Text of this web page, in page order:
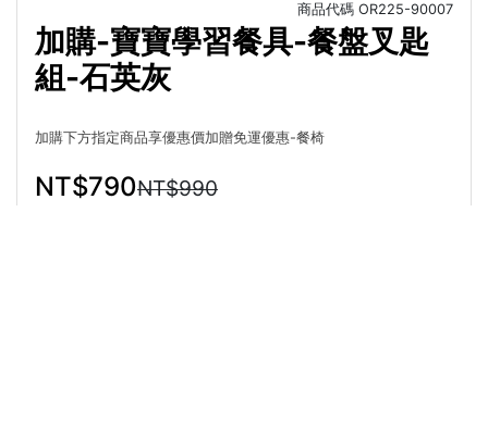
商品代碼 OR225-90007
加購-寶寶學習餐具-餐盤叉匙
組-石英灰
加購下方指定商品享優惠價加贈免運優惠-餐椅
NT$790NT$990